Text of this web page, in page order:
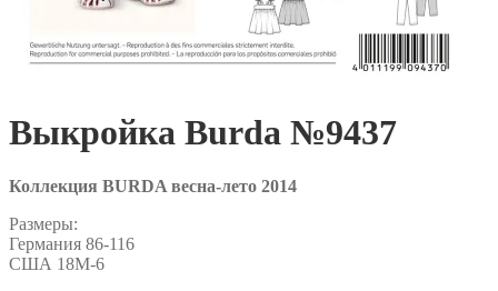
Выкройка Burda №9437
Коллекция BURDA весна-лето 2014
Размеры:
Германия 86-116
США 18М-6